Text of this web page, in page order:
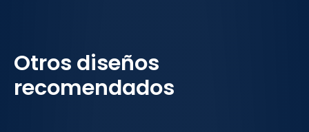
Otros diseños
recomendados